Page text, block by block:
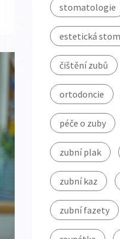
stomatologie
estetická
čištění zubů
ortodoncie
péče o zuby
zubní plak
zubní kaz
zubní fazety